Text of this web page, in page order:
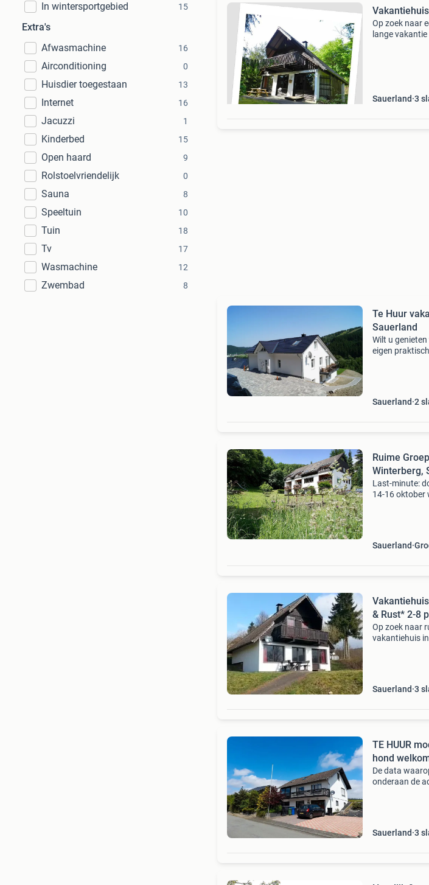
In wintersportgebied 15
Extra's
Afwasmachine
16
Airconditioning 0
Huisdier toegestaan 13
Internet 16
Jacuzzi 1
Kinderbed 15
Open haard 9
Rolstoelvriendelijk 0
Sauna 8
Speeltuin 10
Tuin 18
Tv 17
Wasmachine 12
Zwembad 8
Op zoek naar
lange
Sauerland 3
Te Huur
Sauerland
Wilt u
eigen
Sauerland 2
Ruime
Winterberg,
Last-minute:
14-16 oktober
Sauerland
& Rust* 2-8
Op zoek naar
vakantiehuis
Sauerland 3
TE HUUR
hond
De data
onderaan de
Sauerland 3